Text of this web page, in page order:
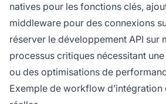
natives pour les fonctions clés,
middleware pour des connexions
réserver le développement API sur
processus critiques nécessitant
ou des optimisations de
Exemple de workflow d’intégration